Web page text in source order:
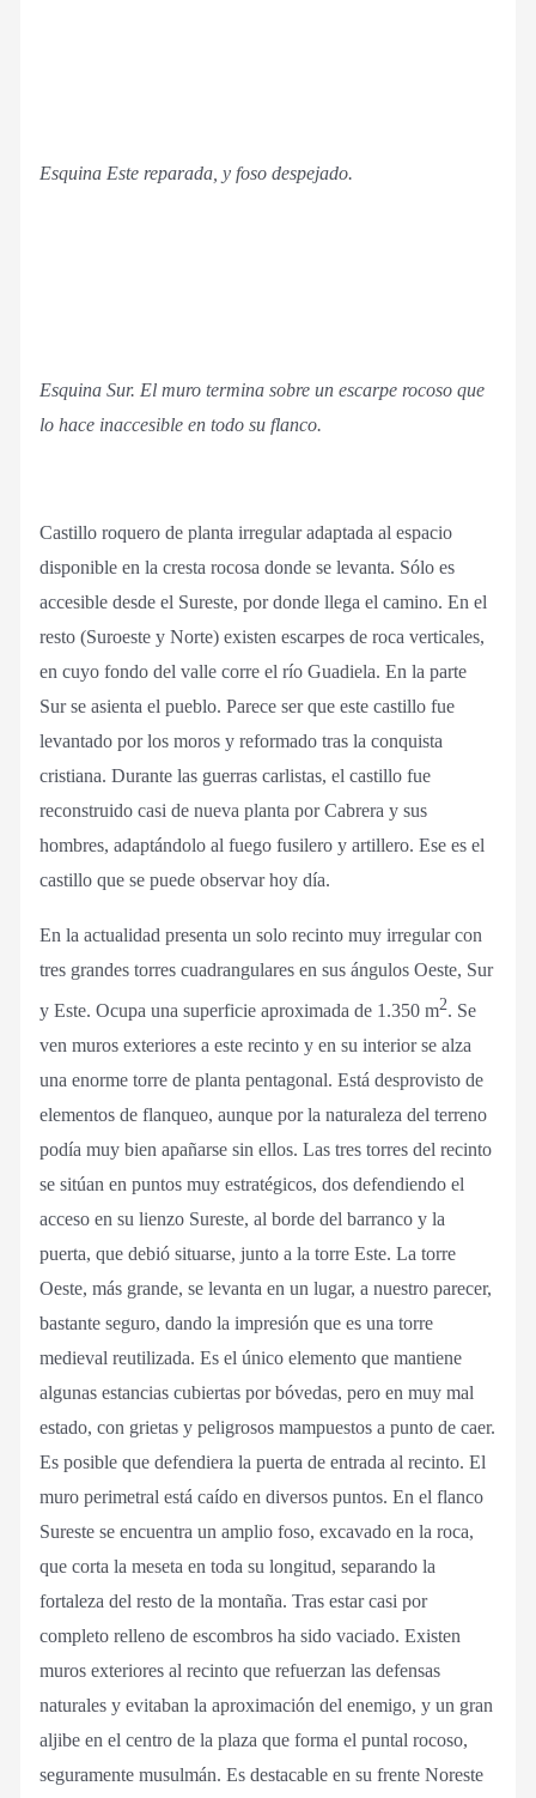
Esquina Este reparada, y foso despejado.
Esquina Sur. El muro termina sobre un escarpe rocoso que
lo hace inaccesible en todo su flanco.
Castillo roquero de planta irregular adaptada al espacio
disponible en la cresta rocosa donde se levanta. Sólo es
accesible desde el Sureste, por donde llega el camino. En el
resto (Suroeste y Norte) existen escarpes de roca verticales,
en cuyo fondo del valle corre el río Guadiela. En la parte
Sur se asienta el pueblo. Parece ser que este castillo fue
levantado por los moros y reformado tras la conquista
cristiana. Durante las guerras carlistas, el castillo fue
reconstruido casi de nueva planta por Cabrera y sus
hombres, adaptándolo al fuego fusilero y artillero. Ese es el
castillo que se puede observar hoy día.
En la actualidad presenta un solo recinto muy irregular con
tres grandes torres cuadrangulares en sus ángulos Oeste, Sur
y Este. Ocupa una superficie aproximada de 1.350 m2. Se
ven muros exteriores a este recinto y en su interior se alza
una enorme torre de planta pentagonal. Está desprovisto de
elementos de flanqueo, aunque por la naturaleza del terreno
podía muy bien apañarse sin ellos. Las tres torres del recinto
se sitúan en puntos muy estratégicos, dos defendiendo el
acceso en su lienzo Sureste, al borde del barranco y la
puerta, que debió situarse, junto a la torre Este. La torre
Oeste, más grande, se levanta en un lugar, a nuestro parecer,
bastante seguro, dando la impresión que es una torre
medieval reutilizada. Es el único elemento que mantiene
algunas estancias cubiertas por bóvedas, pero en muy mal
estado, con grietas y peligrosos mampuestos a punto de caer.
Es posible que defendiera la puerta de entrada al recinto. El
muro perimetral está caído en diversos puntos. En el flanco
Sureste se encuentra un amplio foso, excavado en la roca,
que corta la meseta en toda su longitud, separando la
fortaleza del resto de la montaña. Tras estar casi por
completo relleno de escombros ha sido vaciado. Existen
muros exteriores al recinto que refuerzan las defensas
naturales y evitaban la aproximación del enemigo, y un gran
aljibe en el centro de la plaza que forma el puntal rocoso,
seguramente musulmán. Es destacable en su frente Noreste